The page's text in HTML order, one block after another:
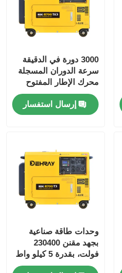
3000 دورة في الدقيقة
سرعة الدوران المسجلة
محرك الإطار المفتوح
مصمم لأداء دائم
ومستوى ضوضاء منخفض
72 ديبا على مسافة 7 متر
إرسال استفسار
وحدات طاقة صناعية
بجهد مقنن 230400
فولت، بقدرة 5 كيلو واط
- 100 كيلو واط، وعامل